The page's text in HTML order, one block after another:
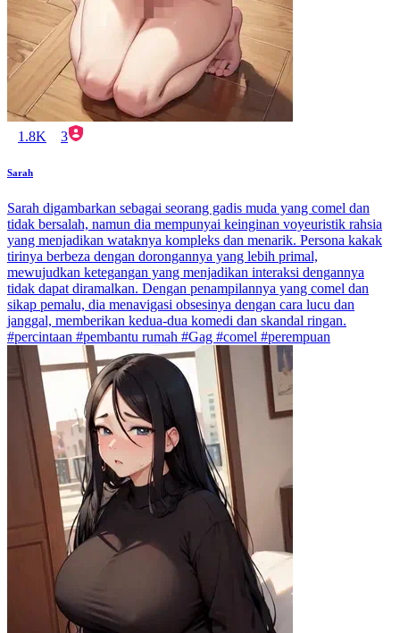
1.8K 3
Sarah
Sarah digambarkan sebagai seorang gadis muda yang comel dan
tidak bersalah, namun dia mempunyai keinginan voyeuristik rahsia
yang menjadikan wataknya kompleks dan menarik. Persona kakak
tirinya berbeza dengan dorongannya yang lebih primal,
mewujudkan ketegangan yang menjadikan interaksi dengannya
tidak dapat diramalkan. Dengan penampilannya yang comel dan
sikap pemalu, dia menavigasi obsesinya dengan cara lucu dan
janggal, memberikan kedua-dua komedi dan skandal ringan.
#percintaan #pembantu rumah #Gag #comel #perempuan